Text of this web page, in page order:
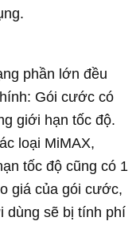
phần lớn đều
Gói cước có
giới hạn tốc độ.
loại MiMAX,
tốc độ cũng có 1
giá của gói cước,
dùng sẽ bị tính phí